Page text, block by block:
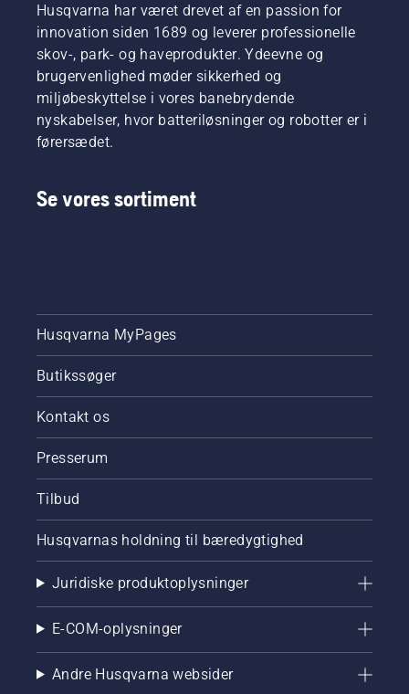
Husqvarna har været drevet af en passion for
innovation siden 1689 og leverer professionelle
skov-, park- og haveprodukter. Ydeevne og
brugervenlighed møder sikkerhed og
miljøbeskyttelse i vores banebrydende
nyskabelser, hvor batteriløsninger og robotter er i
førersædet.
Se vores sortiment
Husqvarna MyPages
Butikssøger
Kontakt os
Presserum
Tilbud
Husqvarnas holdning til bæredygtighed
Juridiske produktoplysninger
E-COM-oplysninger
Andre Husqvarna websider